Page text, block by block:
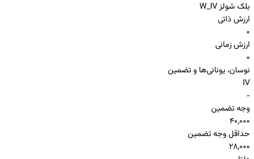
بلک شولز W_IV
ارزش ذاتی
0
ارزش زمانی
0
نوسان، یونانی‌ها و تضمین
IV
-
وجه تضمین
40,000
حداقل وجه تضمین
28,000